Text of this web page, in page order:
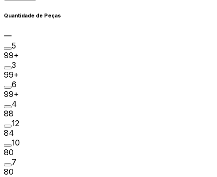
Quantidade de Peças
5
99+
3
99+
6
99+
4
88
12
84
10
80
7
80